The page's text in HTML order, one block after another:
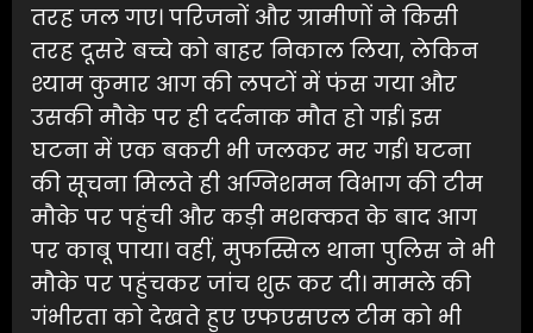
तरह जल गए। परिजनों और ग्रामीणों ने किसी
तरह दूसरे बच्चे को बाहर निकाल लिया, लेकिन
श्याम कुमार आग की लपटों में फंस गया और
उसकी मौके पर ही दर्दनाक मौत हो गई। इस
घटना में एक बकरी भी जलकर मर गई। घटना
की सूचना मिलते ही अग्निशमन विभाग की टीम
मौके पर पहुंची और कड़ी मशक्कत के बाद आग
पर काबू पाया। वहीं, मुफस्सिल थाना पुलिस ने भी
मौके पर पहुंचकर जांच शुरू कर दी। मामले की
गंभीरता को देखते हुए एफएसएल टीम को भी